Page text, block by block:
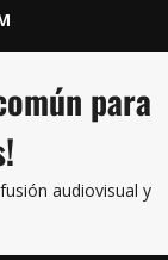
para
audiovisual y